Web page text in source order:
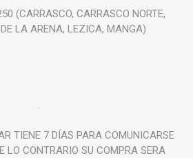
(CARRASCO, CARRASCO NORTE,
LA ARENA, LEZICA, MANGA)
.
TIENE 7 DÍAS PARA COMUNICARSE
LO CONTRARIO SU COMPRA SERA